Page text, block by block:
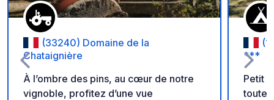
(33240) Domaine de la
Chataignière
À l’ombre des pins, au cœur de notre
vignoble, profitez d’une vue
***
Petit